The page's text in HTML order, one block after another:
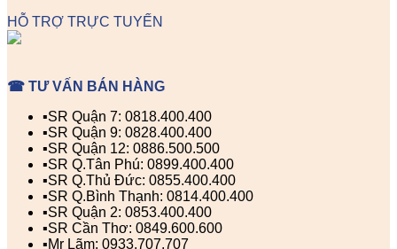
HỖ TRỢ TRỰC TUYẾN
☎ TƯ VẤN BÁN HÀNG
▪️SR Quận 7: 0818.400.400
▪️SR Quận 9: 0828.400.400
▪️SR Quận 12: 0886.500.500
▪️SR Q.Tân Phú: 0899.400.400
▪️SR Q.Thủ Đức: 0855.400.400
▪️SR Q.Bình Thạnh: 0814.400.400
▪️SR Quận 2: 0853.400.400
▪️SR Cần Thơ: 0849.600.600
▪️Mr Lãm: 0933.707.707